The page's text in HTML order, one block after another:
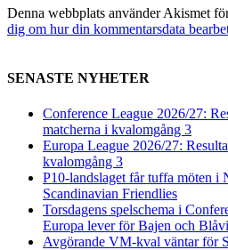
Denna webbplats använder Akismet
dig om hur din kommentarsdata
SENASTE NYHETER
Conference League 2026/27:
matcherna i kvalomgång 3
Europa League 2026/27:
kvalomgång 3
P10-landslaget får tuffa möten i
Scandinavian Friendlies
Torsdagens spelschema i
Europa lever för Bajen och
Avgörande VM-kval väntar för